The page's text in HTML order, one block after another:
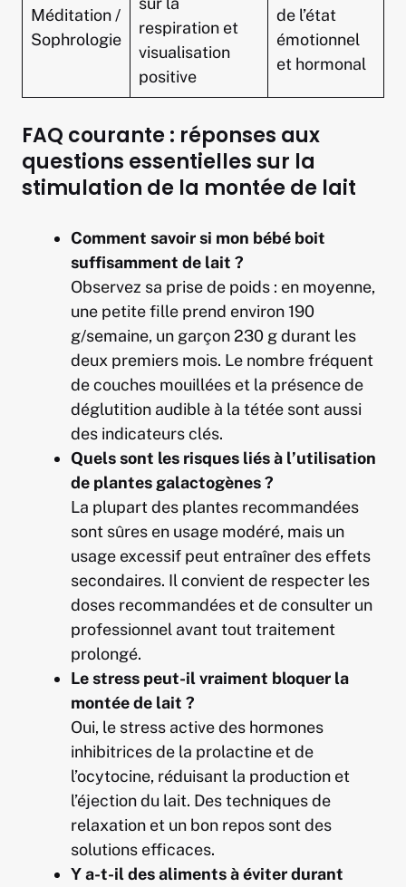
Méditation /
Sophrologie
respiration et
visualisation
positive
de l’état
émotionnel
et hormonal
FAQ courante : réponses aux
questions essentielles sur la
stimulation de la montée de lait
Comment savoir si mon bébé boit
suffisamment de lait ?
Observez sa prise de poids : en moyenne,
une petite fille prend environ 190
g/semaine, un garçon 230 g durant les
deux premiers mois. Le nombre fréquent
de couches mouillées et la présence de
déglutition audible à la tétée sont aussi
des indicateurs clés.
Quels sont les risques liés à l’utilisation
de plantes galactogènes ?
La plupart des plantes recommandées
sont sûres en usage modéré, mais un
usage excessif peut entraîner des effets
secondaires. Il convient de respecter les
doses recommandées et de consulter un
professionnel avant tout traitement
prolongé.
Le stress peut-il vraiment bloquer la
montée de lait ?
Oui, le stress active des hormones
inhibitrices de la prolactine et de
l’ocytocine, réduisant la production et
l’éjection du lait. Des techniques de
relaxation et un bon repos sont des
solutions efficaces.
Y a-t-il des aliments à éviter durant